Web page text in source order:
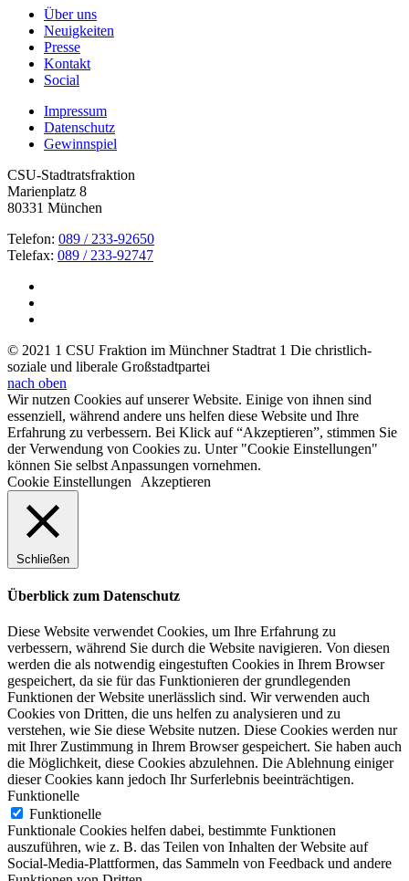
Über uns
Neuigkeiten
Presse
Kontakt
Social
Impressum
Datenschutz
Gewinnspiel
CSU-Stadtratsfraktion
Marienplatz 8
80331 München
Telefon: 089 / 233-92650
Telefax: 089 / 233-92747
© 2021 1 CSU Fraktion im Münchner Stadtrat 1 Die christlich-
soziale und liberale Großstadtpartei
nach oben
Wir nutzen Cookies auf unserer Website. Einige von ihnen sind
essenziell, während andere uns helfen diese Website und Ihre
Erfahrung zu verbessern. Bei Klick auf “Akzeptieren”, stimmen Sie
der Verwendung von Cookies zu. Unter "Cookie Einstellungen"
können Sie selbst Anpassungen vornehmen.
Cookie Einstellungen
Akzeptieren
Schließen
Überblick zum Datenschutz
Diese Website verwendet Cookies, um Ihre Erfahrung zu
verbessern, während Sie durch die Website navigieren. Von diesen
werden die als notwendig eingestuften Cookies in Ihrem Browser
gespeichert, da sie für das Funktionieren der grundlegenden
Funktionen der Website unerlässlich sind. Wir verwenden auch
Cookies von Dritten, die uns helfen zu analysieren und zu
verstehen, wie Sie diese Website nutzen. Diese Cookies werden nur
mit Ihrer Zustimmung in Ihrem Browser gespeichert. Sie haben auch
die Möglichkeit, diese Cookies abzulehnen. Die Ablehnung einiger
dieser Cookies kann jedoch Ihr Surferlebnis beeinträchtigen.
Funktionelle
Funktionelle
Funktionale Cookies helfen dabei, bestimmte Funktionen
auszuführen, wie z. B. das Teilen von Inhalten der Website auf
Social-Media-Plattformen, das Sammeln von Feedback und andere